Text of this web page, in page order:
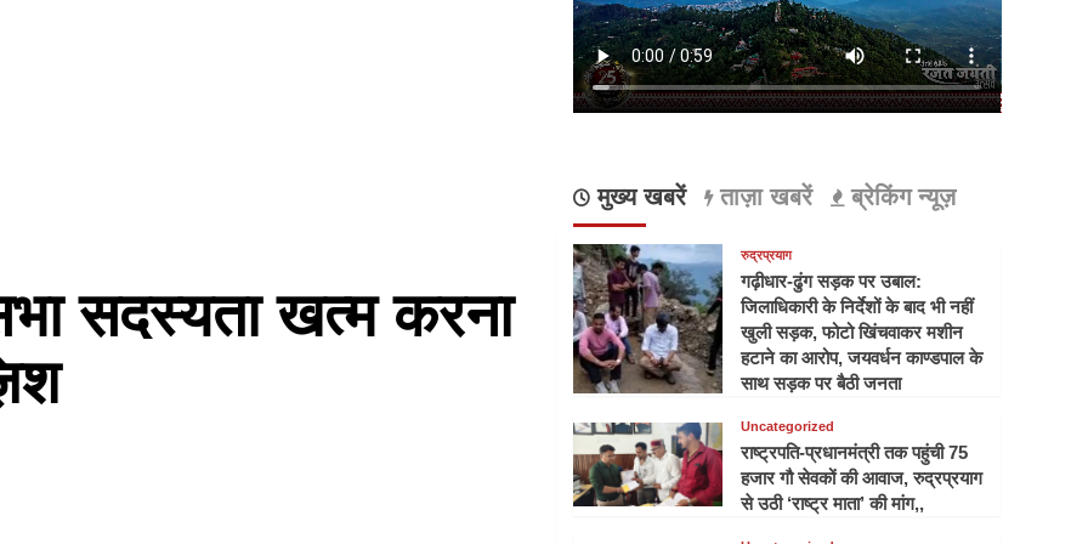
सदस्यता खत्म करना
मुख्य खबरें ताज़ा खबरें ब्रेकिंग न्यूज़
रुद्रप्रयाग
गढ़ीधार-ढुंग सड़क पर उबाल:
जिलाधिकारी के निर्देशों के बाद भी नहीं
खुली सड़क, फोटो खिंचवाकर मशीन
हटाने का आरोप, जयवर्धन काण्डपाल के
साथ सड़क पर बैठी जनता
Uncategorized
राष्ट्रपति-प्रधानमंत्री तक पहुंची 75
हजार गौ सेवकों की आवाज, रुद्रप्रयाग
से उठी ‘राष्ट्र माता’ की मांग,,